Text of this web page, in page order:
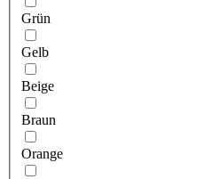
Grün
Gelb
Beige
Braun
Orange